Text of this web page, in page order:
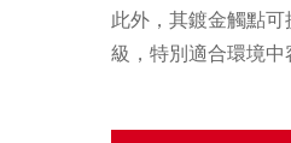
此外，其鍍金觸點
級，特別適合環境中